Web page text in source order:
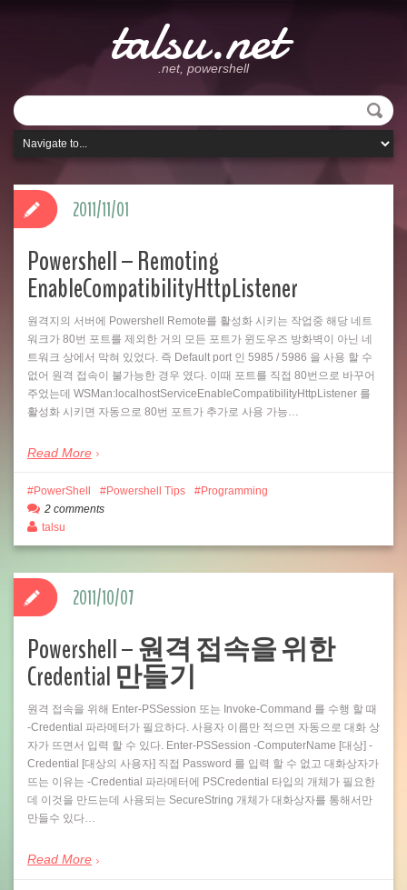
talsu.net
.net, powershell
Powershell – Remoting
EnableCompatibilityHttpListener
원격지의 서버에 Powershell Remote를 활성화 시키는 작업중 해당 네트
워크가 80번 포트를 제외한 거의 모든 포트가 윈도우즈 방화벽이 아닌 네
트워크 상에서 막혀 있었다. 즉 Default port 인 5985 / 5986 을 사용 할 수
없어 원격 접속이 불가능한 경우 였다. 이때 포트를 직접 80번으로 바꾸어
주었는데 WSMan:localhostServiceEnableCompatibilityHttpListener 를
활성화 시키면 자동으로 80번 포트가 추가로 사용 가능…
Read More
2011/11/01
PowerShell Powershell Tips
Programming
2 comments
talsu
Powershell – 원격 접속을 위한
Credential 만들기
원격 접속을 위해 Enter-PSSession 또는 Invoke-Command 를 수행 할 때
-Credential 파라메터가 필요하다. 사용자 이름만 적으면 자동으로 대화 상
자가 뜨면서 입력 할 수 있다. Enter-PSSession -ComputerName [대상] -
Credential [대상의 사용자] 직접 Password 를 입력 할 수 없고 대화상자가
뜨는 이유는 -Credential 파라메터에 PSCredential 타입의 개체가 필요한
데 이것을 만드는데 사용되는 SecureString 개체가 대화상자를 통해서만
만들수 있다…
Read More
2011/10/07